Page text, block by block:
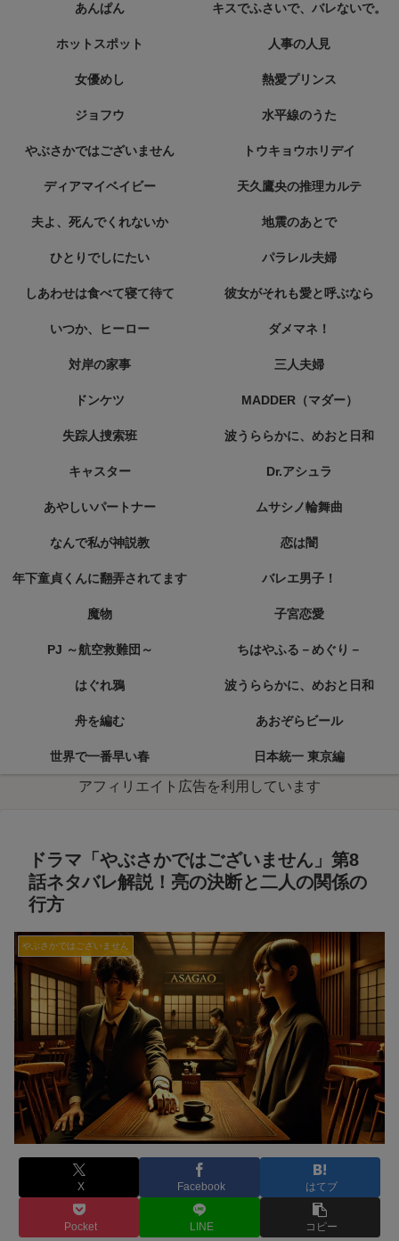
あんぱん キスでふさいで、バレないで。
ホットスポット 人事の人見
女優めし 熱愛プリンス
ジョフウ 水平線のうた
やぶさかではございません トウキョウホリデイ
ディアマイベイビー 天久鷹央の推理カルテ
夫よ、死んでくれないか 地震のあとで
ひとりでしにたい パラレル夫婦
しあわせは食べて寝て待て 彼女がそれも愛と呼ぶなら
いつか、ヒーロー ダメマネ！
対岸の家事 三人夫婦
ドンケツ MADDER（マダー）
失踪人捜索班 波うららかに、めおと日和
キャスター Dr.アシュラ
あやしいパートナー ムサシノ輪舞曲
なんで私が神説教 恋は闇
年下童貞くんに翻弄されてます バレエ男子！
魔物 子宮恋愛
PJ ～航空救難団～ ちはやふる－めぐり－
はぐれ鴉 波うららかに、めおと日和
舟を編む あおぞらビール
世界で一番早い春 日本統一 東京編
アフィリエイト広告を利用しています
ドラマ「やぶさかではございません」第8
話ネタバレ解説！亮の決断と二人の関係の
行方
やぶさかではございません
X Facebook はてブ
Pocket LINE コピー